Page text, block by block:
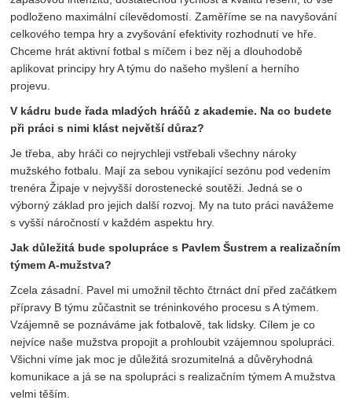
podloženo maximální cílevědomostí. Zaměříme se na navyšování
celkového tempa hry a zvyšování efektivity rozhodnutí ve hře.
Chceme hrát aktivní fotbal s míčem i bez něj a dlouhodobě
aplikovat principy hry A týmu do našeho myšlení a herního
projevu.
V kádru bude řada mladých hráčů z akademie. Na co budete
při práci s nimi klást největší důraz?
Je třeba, aby hráči co nejrychleji vstřebali všechny nároky
mužského fotbalu. Mají za sebou vynikající sezónu pod vedením
trenéra Žipaje v nejvyšší dorostenecké soutěži. Jedná se o
výborný základ pro jejich další rozvoj. My na tuto práci navážeme
s vyšší náročností v každém aspektu hry.
Jak důležitá bude spolupráce s Pavlem Šustrem a realizačním
týmem A-mužstva?
Zcela zásadní. Pavel mi umožnil těchto čtrnáct dní před začátkem
přípravy B týmu zůčastnit se tréninkového procesu s A týmem.
Vzájemně se poznáváme jak fotbalově, tak lidsky. Cílem je co
nejvíce naše mužstva propojit a prohloubit vzájemnou spolupráci.
Všichni víme jak moc je důležitá srozumitelná a důvěryhodná
komunikace a já se na spolupráci s realizačním týmem A mužstva
velmi těším.